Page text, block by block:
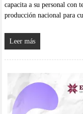
capacita a su personal con
producción nacional para
Leer más